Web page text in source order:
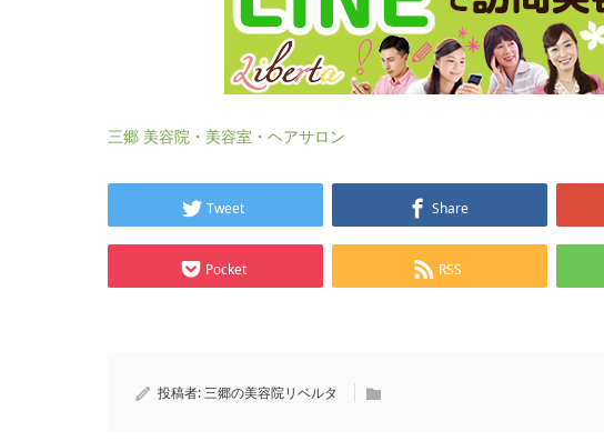
三郷 美容院・美容室・ヘアサロン
Tweet Share
Pocket RSS
投稿者:三郷の美容院リベルタ